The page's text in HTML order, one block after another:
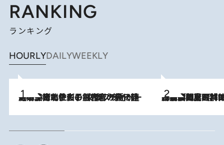
RANKING
ランキング
HOURLYDAILYWEEKLY
2026.8.3
《「文士の子ども被害者の会」発足！》阿川佐和子（72）が語る遠藤周作に北杜夫、劇作家・矢代静一の子どもたちの“文豪プライベート事件簿” 2026.8.8
「最後に見られてよかった」上野動物園の東園パンダ舎が解体前に特別公開。8月16日まで延長されたパネル展と共に辿る“半世紀”のパンダ飼育《解体工事の図面あり》